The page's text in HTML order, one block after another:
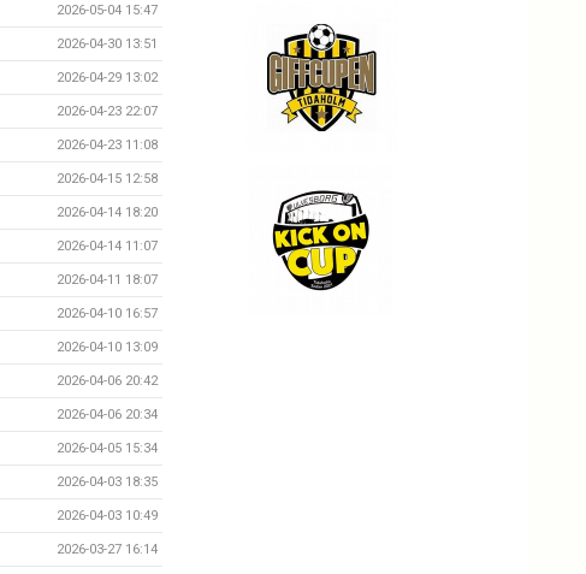
2026-05-04 15:47
2026-04-30 13:51
2026-04-29 13:02
2026-04-23 22:07
2026-04-23 11:08
2026-04-15 12:58
2026-04-14 18:20
2026-04-14 11:07
2026-04-11 18:07
2026-04-10 16:57
2026-04-10 13:09
2026-04-06 20:42
2026-04-06 20:34
2026-04-05 15:34
2026-04-03 18:35
2026-04-03 10:49
2026-03-27 16:14